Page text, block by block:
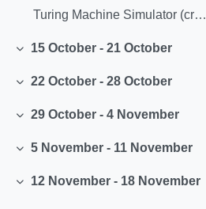
Turing Machine Simulator (created by Anthony Morphett)
Collapse
15 October - 21 October
Collapse
22 October - 28 October
Collapse
29 October - 4 November
Collapse
5 November - 11 November
Collapse
12 November - 18 November